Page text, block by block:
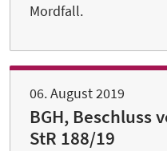
Mordfall.
06. August 2019
BGH, Beschluss
StR 188/19